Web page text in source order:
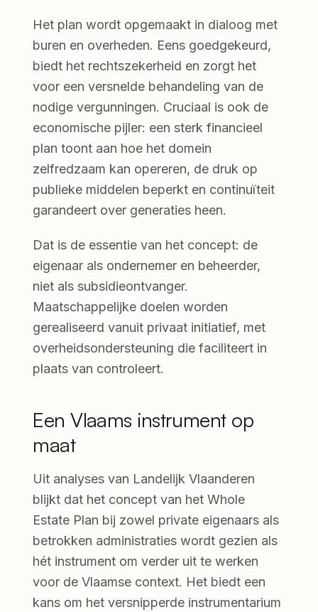
Het plan wordt opgemaakt in dialoog met
buren en overheden. Eens goedgekeurd,
biedt het rechtszekerheid en zorgt het
voor een versnelde behandeling van de
nodige vergunningen. Cruciaal is ook de
economische pijler: een sterk financieel
plan toont aan hoe het domein
zelfredzaam kan opereren, de druk op
publieke middelen beperkt en continuïteit
garandeert over generaties heen.
Dat is de essentie van het concept: de
eigenaar als ondernemer en beheerder,
niet als subsidieontvanger.
Maatschappelijke doelen worden
gerealiseerd vanuit privaat initiatief, met
overheidsondersteuning die faciliteert in
plaats van controleert.
Een Vlaams instrument op
maat
Uit analyses van Landelijk Vlaanderen
blijkt dat het concept van het Whole
Estate Plan bij zowel private eigenaars als
betrokken administraties wordt gezien als
hét instrument om verder uit te werken
voor de Vlaamse context. Het biedt een
kans om het versnipperde instrumentarium